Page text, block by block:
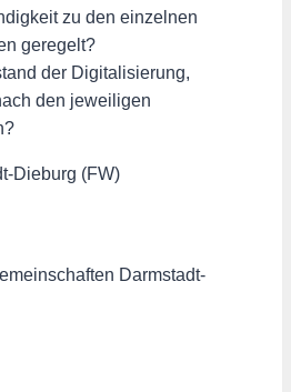
zu den einzelnen
geregelt?
der Digitalisierung,
den jeweiligen
Dieburg (FW)
Darmstadt-